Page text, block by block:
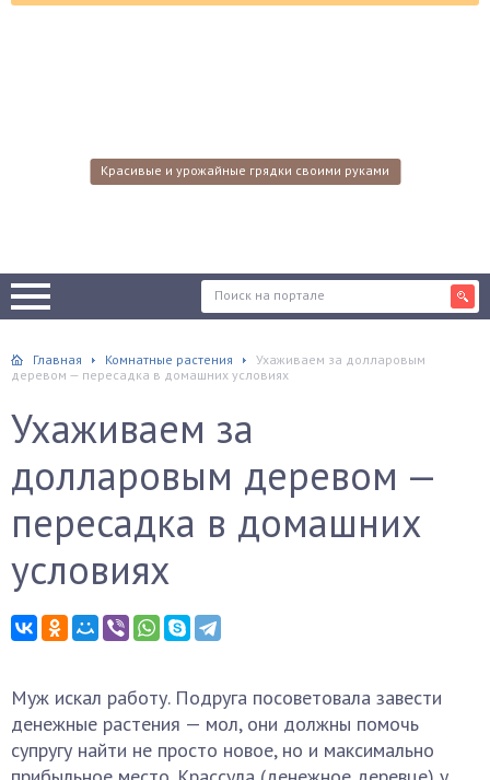
Красивые и урожайные грядки своими руками
Главная Комнатные растения
Ухаживаем за долларовым
деревом — пересадка в домашних условиях
Ухаживаем за
долларовым деревом —
пересадка в домашних
условиях
Муж искал работу. Подруга посоветовала завести
денежные растения — мол, они должны помочь
супругу найти не просто новое, но и максимально